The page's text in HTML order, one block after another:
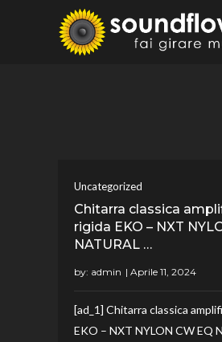
Uncategorized
Chitarra classica
rigida EKO – NXT
NATURAL …
by: admin
[ad_1] Chitarra classica
EKO – NXT NYLON CW EQ